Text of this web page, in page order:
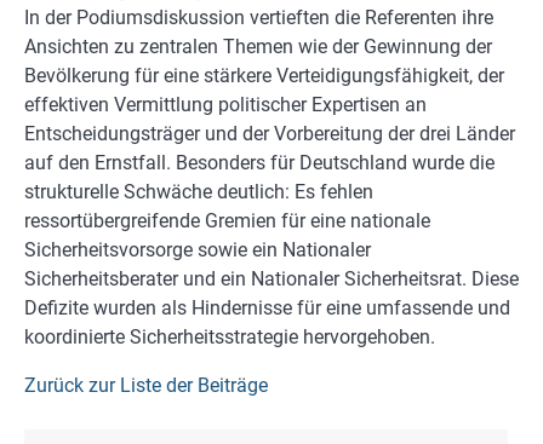
In der Podiumsdiskussion vertieften die Referenten ihre
Ansichten zu zentralen Themen wie der Gewinnung der
Bevölkerung für eine stärkere Verteidigungsfähigkeit, der
effektiven Vermittlung politischer Expertisen an
Entscheidungsträger und der Vorbereitung der drei Länder
auf den Ernstfall. Besonders für Deutschland wurde die
strukturelle Schwäche deutlich: Es fehlen
ressortübergreifende Gremien für eine nationale
Sicherheitsvorsorge sowie ein Nationaler
Sicherheitsberater und ein Nationaler Sicherheitsrat. Diese
Defizite wurden als Hindernisse für eine umfassende und
koordinierte Sicherheitsstrategie hervorgehoben.
Zurück zur Liste der Beiträge